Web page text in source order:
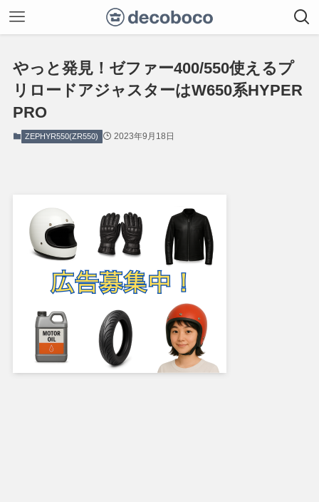
やっと発見！ゼファー400/550使えるプ
リロードアジャスターはW650系HYPER
PRO
ZEPHYR550(ZR550) 2023年9月18日